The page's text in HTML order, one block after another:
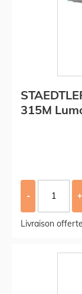
315M
- +
Livraison